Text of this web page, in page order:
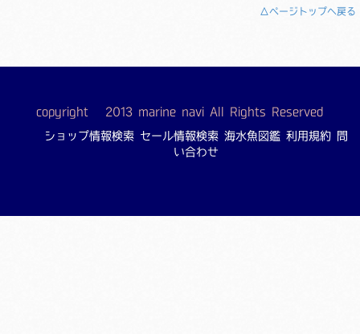
△ページトップへ戻る
copyright © 2013 marine navi All Rights Reserved
ショップ情報検索 セール情報検索 海水魚図鑑 利用規約
問
い合わせ